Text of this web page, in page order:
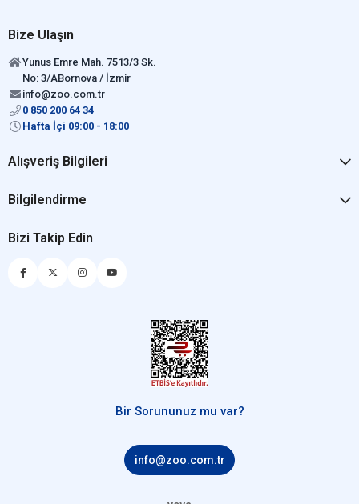
Bize Ulaşın
Yunus Emre Mah. 7513/3 Sk.
No: 3/ABornova / İzmir
info@zoo.com.tr
0 850 200 64 34
Hafta İçi 09:00 - 18:00
Alışveriş Bilgileri
Bilgilendirme
Bizi Takip Edin
Bir Sorununuz mu var?
info@zoo.com.tr